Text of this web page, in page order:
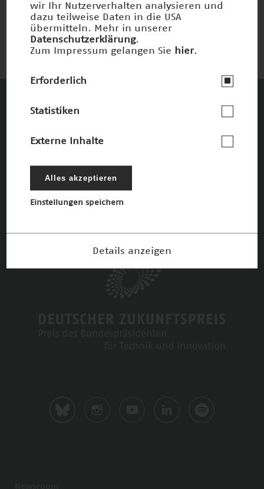
Preisträger 2018
Diese Unternehmen und Stiftungen
die damit verbundenen Ziele
Die Förderer
wir Ihr Nutzerverhalten analysieren und
dazu teilweise Daten in die USA
übermitteln. Mehr in unserer
Datenschutzerklärung.
Zum Impressum gelangen Sie
hier.
Erforderlich
Statistiken
Externe Inhalte
Alles akzeptieren
Einstellungen speichern
Details anzeigen